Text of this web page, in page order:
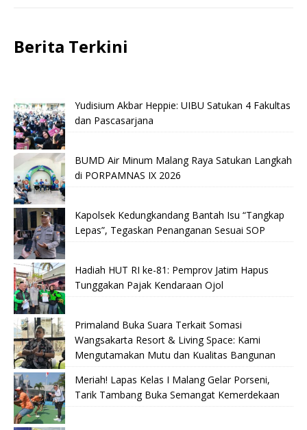
Berita Terkini
Yudisium Akbar Heppie: UIBU Satukan 4 Fakultas
dan Pascasarjana
BUMD Air Minum Malang Raya Satukan Langkah
di PORPAMNAS IX 2026
Kapolsek Kedungkandang Bantah Isu “Tangkap
Lepas”, Tegaskan Penanganan Sesuai SOP
Hadiah HUT RI ke-81: Pemprov Jatim Hapus
Tunggakan Pajak Kendaraan Ojol
Primaland Buka Suara Terkait Somasi
Wangsakarta Resort & Living Space: Kami
Mengutamakan Mutu dan Kualitas Bangunan
Meriah! Lapas Kelas I Malang Gelar Porseni,
Tarik Tambang Buka Semangat Kemerdekaan